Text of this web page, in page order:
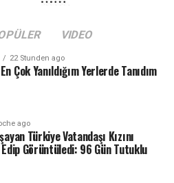
Schaffhausen ile sınırlı değil.
düşük su seviyeleriyle karşı
seviyesi denizden 742,13
yalnızca saniyede 1,2
Su seviyesinin düşmesi
de durduruldu.
de uzun kuraklık
VIDEO
22 Stunden ago
Çok Yanıldığım Yerlerde Tanıdım
ago
Türkiye Vatandaşı Kızını
Görüntüledi: 96 Gün Tutuklu